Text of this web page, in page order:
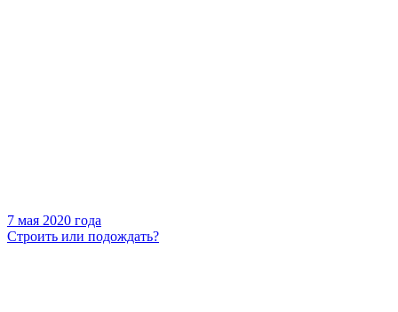
7 мая 2020 года
Строить или подождать?